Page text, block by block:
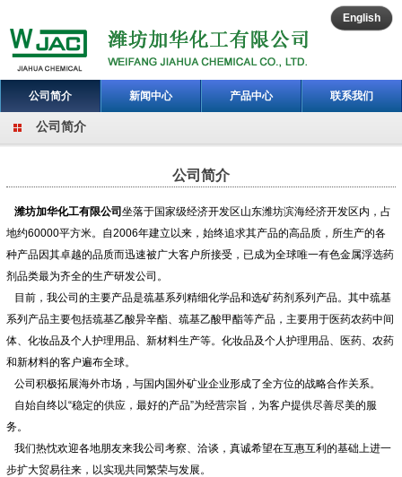
English
公司简介 新闻中心 产品中心 联系我们
ENGLISH
公司简介
公司简介
潍坊加华化工有限公司 坐落于国家级经济开发区山东潍坊滨海经济开发区内，占
地约60000平方米。自2006年建立以来，始终追求其产品的高品质，所生产的各
种产品因其卓越的品质而迅速被广大客户所接受，已成为全球唯一有色金属浮选药
剂品类最为齐全的生产研发公司。
目前，我公司的主要产品是巯基系列精细化学品和选矿药剂系列产品。其中巯基
系列产品主要包括巯基乙酸异辛酯、巯基乙酸甲酯等产品，主要用于医药农药中间
体、化妆品及个人护理用品、新材料生产等。化妆品及个人护理用品、医药、农药
和新材料的客户遍布全球。
公司积极拓展海外市场，与国内国外矿业企业形成了全方位的战略合作关系。
自始自终以“稳定的供应，最好的产品”为经营宗旨，为客户提供尽善尽美的服
务。
我们热忱欢迎各地朋友来我公司考察、洽谈，真诚希望在互惠互利的基础上进一
步扩大贸易往来，以实现共同繁荣与发展。